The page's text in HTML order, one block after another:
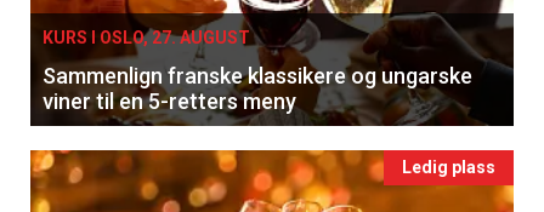
KURS I OSLO, 27. AUGUST
Sammenlign franske klassikere og ungarske
viner til en 5-retters meny
Ledig plass